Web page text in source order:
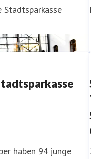
Stadtsparkasse
haben 94 junge